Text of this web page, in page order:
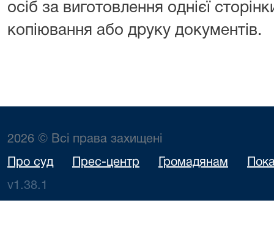
осіб за виготовлення однієї
копіювання або друку документів.
2026 © Всі права захищені
Про суд Прес-центр Громадянам
v1.38.1